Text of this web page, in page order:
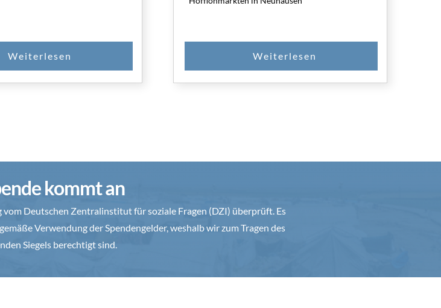
kommt an
Deutschen Zentralinstitut für soziale Fragen (DZI) überprüft. Es
Verwendung der Spendengelder, weshalb wir zum Tragen des
Siegels berechtigt sind.